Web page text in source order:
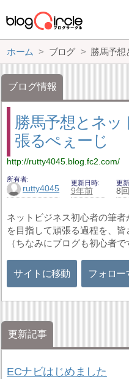
ホーム ブログ 勝馬予想
ブログ情報
勝馬予想とネッ
張るぺぇーじ
http://rutty4045.blog.fc2.com/
所有者
rutty4045
更新日時
9年前
更
8回
ネットビジネス初心者の筆
を目指して頑張る過程を、
（ちなみにブログも初心者で
サイトに移動 フォロー
更新記事
ECナビはじめました